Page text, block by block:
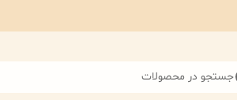
جستجو در محصولات